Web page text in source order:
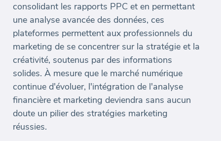
consolidant les rapports PPC et en permettant
une analyse avancée des données, ces
plateformes permettent aux professionnels du
marketing de se concentrer sur la stratégie et la
créativité, soutenus par des informations
solides. À mesure que le marché numérique
continue d'évoluer, l'intégration de l'analyse
financière et marketing deviendra sans aucun
doute un pilier des stratégies marketing
réussies.